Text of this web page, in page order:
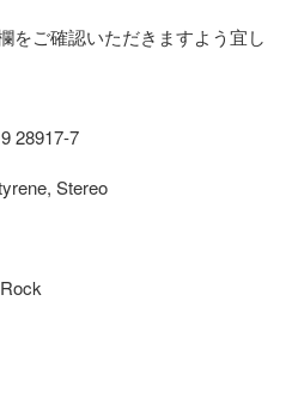
をご確認いただきますよう宜し
28917-7
Stereo